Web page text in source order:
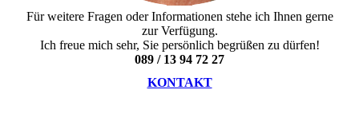
Für weitere Fragen oder Informationen stehe ich Ihnen gerne
zur Verfügung.
Ich freue mich sehr, Sie persönlich begrüßen zu dürfen!
089 / 13 94 72 27
KONTAKT